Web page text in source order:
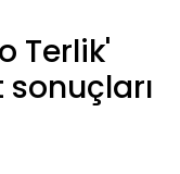
Terlik'